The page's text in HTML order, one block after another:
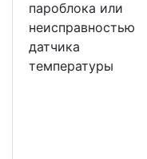
пароблока или
неисправностью
датчика
температуры